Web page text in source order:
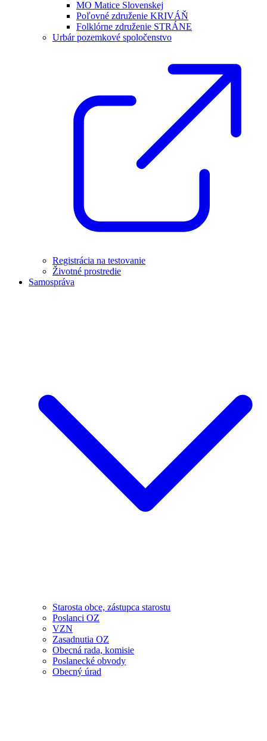
MO Matice Slovenskej
Poľovné združenie KRIVÁŇ
Folklórne združenie STRÁNE
Urbár pozemkové spoločenstvo
Registrácia na testovanie
Životné prostredie
Samospráva
Starosta obce, zástupca starostu
Poslanci OZ
VZN
Zasadnutia OZ
Obecná rada, komisie
Poslanecké obvody
Obecný úrad